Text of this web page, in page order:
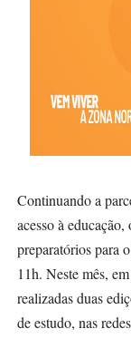
Continuando a
acesso à
preparatórios para
11h. Neste mês,
realizadas duas
de estudo, nas